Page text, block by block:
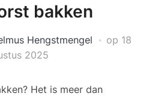
bakken
Hengstmengel op 18
2025
Het is meer dan